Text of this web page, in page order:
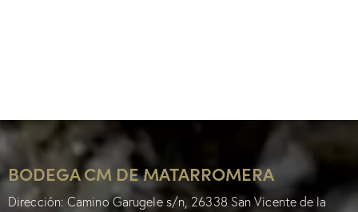
BODEGA CM DE MATARROMERA
Dirección: Camino Garugele s/n, 26338 San Vicente de la